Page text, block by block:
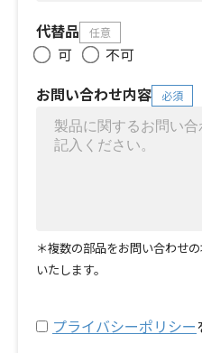
代替品 任意
可
不可
お問い合わせ内容
必須
＊複数の部品をお問い合わせ
いたします。
プライバシーポリシー